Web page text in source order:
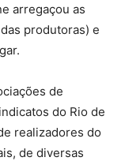
arregaçou as
produtoras) e
de
do Rio de
realizadores do
de diversas